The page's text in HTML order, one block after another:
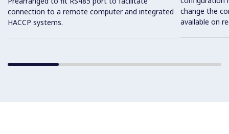
connection to a remote computer and integrated
HACCP systems.
change the
available on